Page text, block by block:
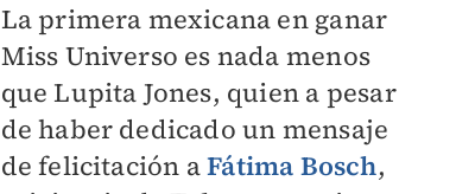
La primera mexicana en ganar
Miss Universo es nada menos
que Lupita Jones, quien a pesar
de haber dedicado un mensaje
de felicitación aFátima Bosch,